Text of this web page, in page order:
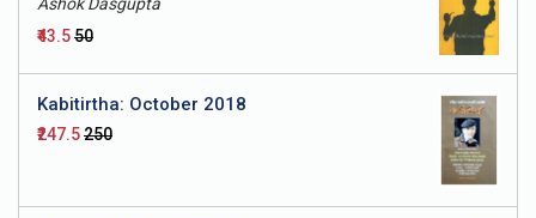
₹43.5₹50
Kabitirtha: October 2018
₹247.5₹250